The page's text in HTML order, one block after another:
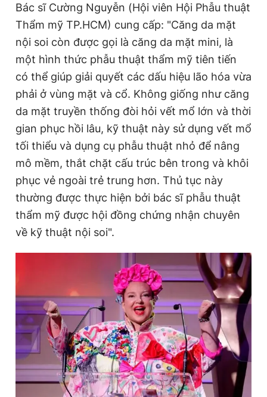
Bác sĩ Cường Nguyễn (Hội viên Hội Phẫu thuật
Thẩm mỹ TP.HCM) cung cấp: "Căng da mặt
nội soi còn được gọi là căng da mặt mini, là
một hình thức phẫu thuật thẩm mỹ tiên tiến
có thể giúp giải quyết các dấu hiệu lão hóa vừa
phải ở vùng mặt và cổ. Không giống như căng
da mặt truyền thống đòi hỏi vết mổ lớn và thời
gian phục hồi lâu, kỹ thuật này sử dụng vết mổ
tối thiểu và dụng cụ phẫu thuật nhỏ để nâng
mô mềm, thắt chặt cấu trúc bên trong và khôi
phục vẻ ngoài trẻ trung hơn. Thủ tục này
thường được thực hiện bởi bác sĩ phẫu thuật
thẩm mỹ được hội đồng chứng nhận chuyên
về kỹ thuật nội soi".